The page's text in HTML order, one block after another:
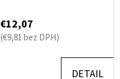
€12,07
(€9,81 bez DPH)
DETAIL